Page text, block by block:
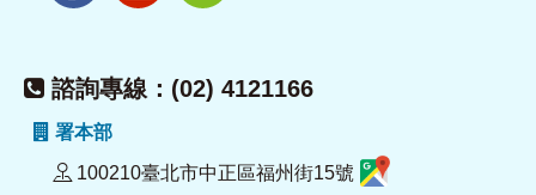
諮詢專線：(02) 4121166
署本部
100210臺北市中正區福州街15號